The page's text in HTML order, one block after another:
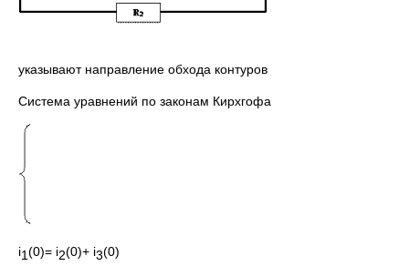
указывают направление обхода контуров
Система уравнений по законам Кирхгофа
i1(0)= i2(0)+ i3(0)